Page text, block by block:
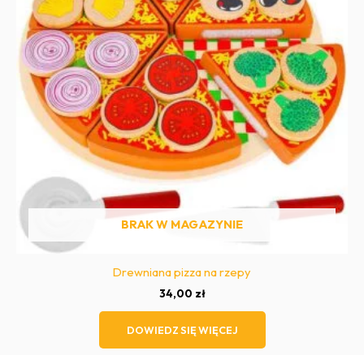
BRAK W MAGAZYNIE
Drewniana pizza na rzepy
34,00 zł
DOWIEDZ SIĘ WIĘCEJ